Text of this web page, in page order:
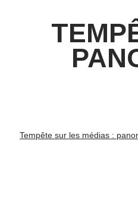
Tempête sur les médias :